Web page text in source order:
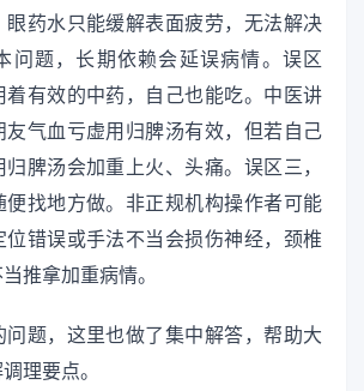
眼药水只能缓解表面疲劳，无法解决
问题，长期依赖会延误病情。误区
着有效的中药，自己也能吃。中医讲
友气血亏虚用归脾汤有效，但若自己
脾汤会加重上火、头痛。误区三，
便找地方做。非正规机构操作者可能
位错误或手法不当会损伤神经，颈椎
推拿加重病情。
问题，这里也做了集中解答，帮助大
理要点。